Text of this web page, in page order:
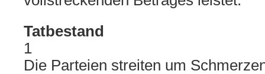
Tatbestand
1
Die Parteien streiten um